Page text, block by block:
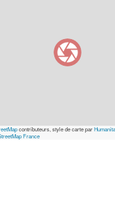
contributeurs, style de carte par
France